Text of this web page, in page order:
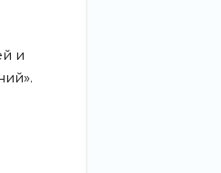
и